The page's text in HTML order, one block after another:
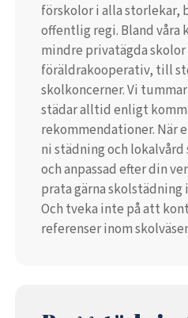
förskolor i alla storlekar,
offentlig regi. Bland
mindre privatägda skolor
föräldrakooperativ, till
skolkoncerner. Vi
städar alltid enligt
rekommendationer. När
ni städning och lokalvård
och anpassad efter din
prata gärna skolstädning
Och tveka inte på att
referenser inom